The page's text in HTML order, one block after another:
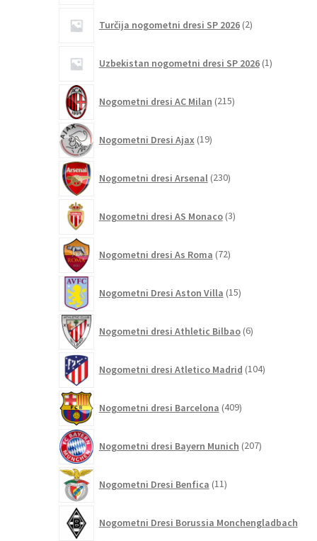
Turčija nogometni dresi SP 2026 2izdelka
Uzbekistan nogometni dresi SP 2026 1izdelek
Nogometni dresi AC Milan 215izdelkov
Nogometni Dresi Ajax 19izdelkov
Nogometni dresi Arsenal 230izdelkov
Nogometni dresi AS Monaco 3izdelki
Nogometni dresi As Roma 72izdelkov
Nogometni Dresi Aston Villa 15izdelkov
Nogometni dresi Athletic Bilbao 6izdelkov
Nogometni dresi Atletico Madrid 104izdelki
Nogometni dresi Barcelona 409izdelkov
Nogometni dresi Bayern Munich 207izdelkov
Nogometni Dresi Benfica 11izdelkov
Nogometni Dresi Borussia Monchengladbach